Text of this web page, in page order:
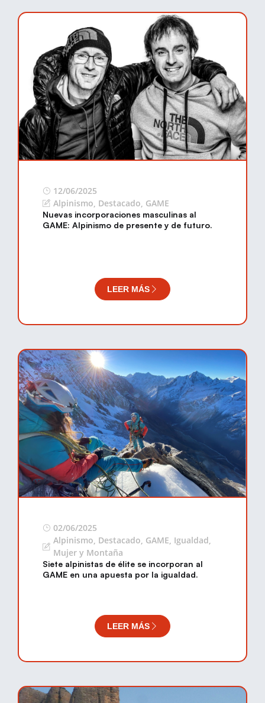
12/06/2025
Alpinismo, Destacado, GAME
Nuevas incorporaciones masculinas al
GAME: Alpinismo de presente y de futuro.
LEER MÁS
02/06/2025
Alpinismo, Destacado, GAME, Igualdad,
Mujer y Montaña
Siete alpinistas de élite se incorporan al
GAME en una apuesta por la igualdad.
LEER MÁS